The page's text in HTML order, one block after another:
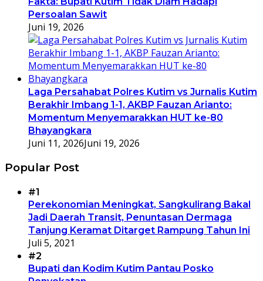
Persoalan Sawit
Juni 19, 2026
Laga Persahabat Polres Kutim vs Jurnalis Kutim
Berakhir Imbang 1-1, AKBP Fauzan Arianto:
Momentum Menyemarakkan HUT ke-80
Bhayangkara
Juni 11, 2026Juni 19, 2026
Popular Post
#1
Perekonomian Meningkat, Sangkulirang Bakal
Jadi Daerah Transit, Penuntasan Dermaga
Tanjung Keramat Ditarget Rampung Tahun Ini
Juli 5, 2021
#2
Bupati dan Kodim Kutim Pantau Posko